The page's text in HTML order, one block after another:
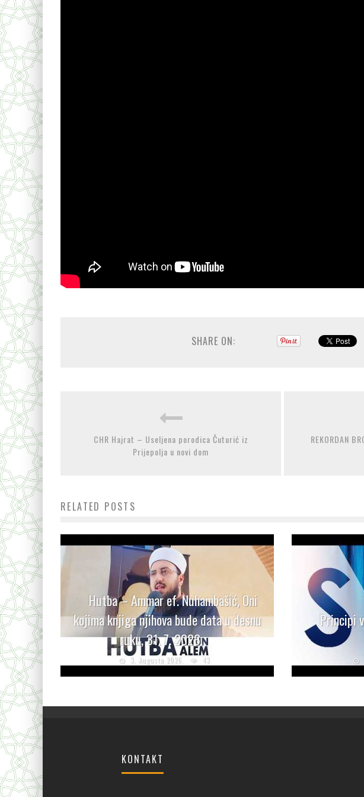
SHARE ON:
CHR Hajrat – Useljena porodica Čuturić iz
Prijepolja u novi dom
REKORDAN
RELATED POSTS
Hutba – Ammar ef. Nuhambašić, Oni
kojima knjiga njihova bude data u desnu
ruku, 31. 7. 2026.
3. Augusta 2026. 43
Principi
KONTAKT